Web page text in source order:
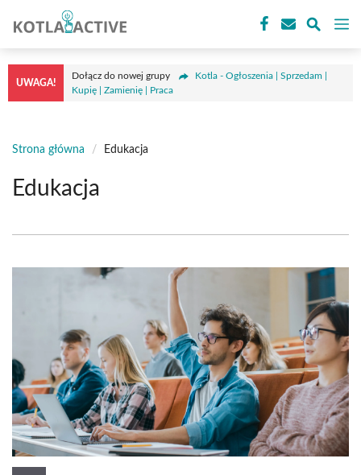
treści
UWAGA!
Dołącz do nowej grupy
Kotla - Ogłoszenia | Sprzedam |
Kupię | Zamienię | Praca
Strona główna / Edukacja
Edukacja